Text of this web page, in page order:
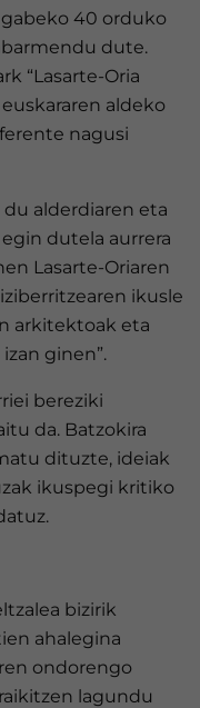
40 orduko
dute.
“Lasarte-Oria
aldeko
nagusi
du alderdiaren eta
dutela aurrera
Lasarte-Oriaren
ikusle
arkitektoak eta
ginen”.
bereziki
da. Batzokira
dituzte, ideiak
ikuspegi kritiko
bizirik
ahalegina
ondorengo
lagundu